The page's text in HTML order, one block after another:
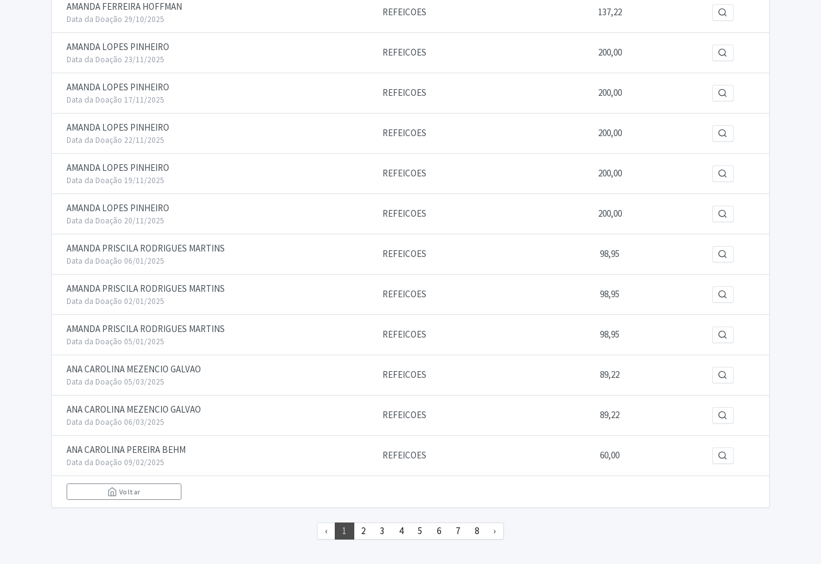
AMANDA FERREIRA HOFFMAN
Data da Doação 29/10/2025
REFEICOES 137,22
AMANDA LOPES PINHEIRO
Data da Doação 23/11/2025
REFEICOES 200,00
AMANDA LOPES PINHEIRO
Data da Doação 17/11/2025
REFEICOES 200,00
AMANDA LOPES PINHEIRO
Data da Doação 22/11/2025
REFEICOES 200,00
AMANDA LOPES PINHEIRO
Data da Doação 19/11/2025
REFEICOES 200,00
AMANDA LOPES PINHEIRO
Data da Doação 20/11/2025
REFEICOES 200,00
AMANDA PRISCILA RODRIGUES MARTINS
Data da Doação 06/01/2025
REFEICOES 98,95
AMANDA PRISCILA RODRIGUES MARTINS
Data da Doação 02/01/2025
REFEICOES 98,95
AMANDA PRISCILA RODRIGUES MARTINS
Data da Doação 05/01/2025
REFEICOES 98,95
ANA CAROLINA MEZENCIO GALVAO
Data da Doação 05/03/2025
REFEICOES 89,22
ANA CAROLINA MEZENCIO GALVAO
Data da Doação 06/03/2025
REFEICOES 89,22
ANA CAROLINA PEREIRA BEHM
Data da Doação 09/02/2025
REFEICOES 60,00
Voltar
‹ 1 2 3 4 5 6 7 8 ›